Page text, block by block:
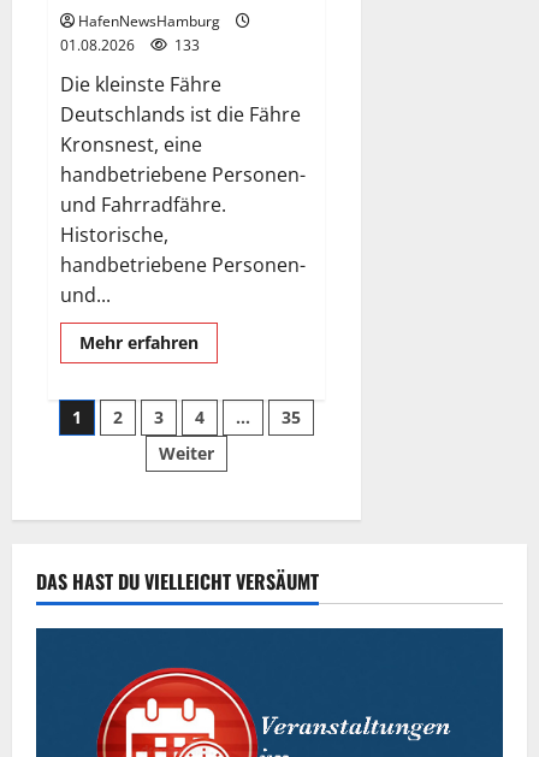
am
03.+
04.August
in
Hamburg.
HafenNewsHamburg
01.08.2026
133
Die kleinste Fähre
Deutschlands ist die Fähre
Kronsnest, eine
handbetriebene Personen-
und Fahrradfähre.
Historische,
handbetriebene Personen-
und...
Mehr erfahrenMehr
Informationen
kleinste
Fähre
Deutschlands.
Seitennummerierung
Beiträge
1 2 3 4 …
35
Weiter
DAS HAST DU VIELLEICHT VERSÄUMT